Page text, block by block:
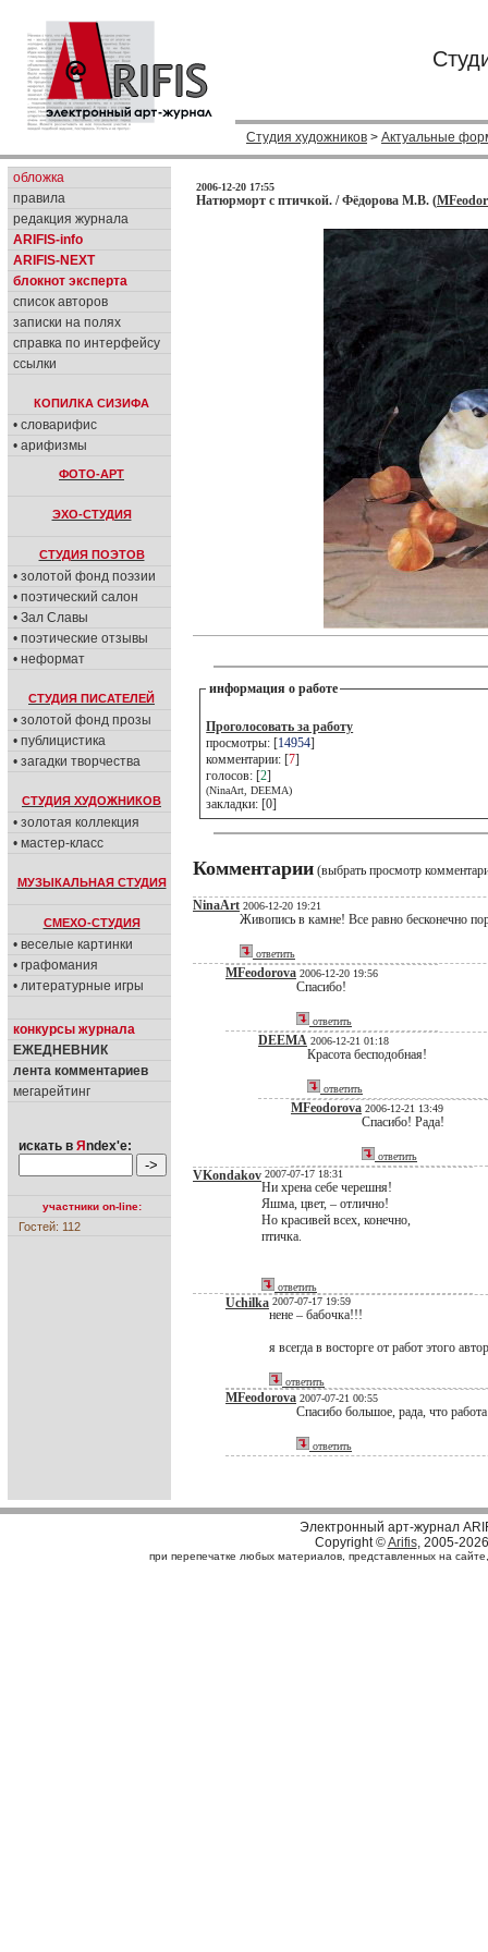
Студия художников > Актуальные
обложка
правила
редакция журнала
ARIFIS-info
ARIFIS-NEXT
блокнот эксперта
список авторов
записки на полях
справка по интерфейсу
ссылки
КОПИЛКА СИЗИФА
• словарифис
• арифизмы
ФОТО-АРТ
ЭХО-СТУДИЯ
СТУДИЯ ПОЭТОВ
• золотой фонд поэзии
• поэтический салон
• Зал Славы
• поэтические отзывы
• неформат
СТУДИЯ ПИСАТЕЛЕЙ
• золотой фонд прозы
• публицистика
• загадки творчества
СТУДИЯ ХУДОЖНИКОВ
• золотая коллекция
• мастер-класс
МУЗЫКАЛЬНАЯ СТУДИЯ
СМЕХО-СТУДИЯ
• веселые картинки
• графомания
• литературные игры
конкурсы журнала
ЕЖЕДНЕВНИК
лента комментариев
мегарейтинг
искать в Я ndex'е:
участники on-line:
Гостей: 112
2006-12-20 17:55
Натюрморт с птичкой. / Фёдорова М.В. (
информация о работе
Проголосовать за работу
просмотры: [14954]
комментарии: [7]
голосов: [2]
(NinaArt, DEEMA)
закладки: [0]
Комментарии (выбрать просмотр
NinaArt 2006-12-20 19:21
Живопись в камне! Все равно бесконечно
ответить
MFeodorova 2006-12-20 19:56
Спасибо!
ответить
DEEMA 2006-12-21 01:18
Красота бесподобная!
ответить
MFeodorova 2006-12-21 13:49
Спасибо! Рада!
ответить
VKondakov 2007-07-17 18:31
Ни хрена себе черешня!
Яшма, цвет, – отлично!
Но красивей всех, конечно,
птичка.
ответить
Uchilka 2007-07-17 19:59
нене – бабочка!!!
я всегда в восторге от работ этого
ответить
MFeodorova 2007-07-21 00:55
Спасибо большое, рада, что
ответить
Электронный арт-журнал
Copyright ©Arifis, 2005-2026
при перепечатке любых материалов, представленных на